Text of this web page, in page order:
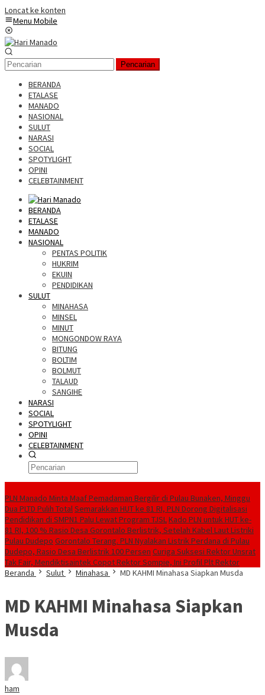
Loncat ke konten
Menu Mobile
Pencarian
BERANDA
ETALASE
MANADO
NASIONAL
SULUT
NARASI
SOCIAL
SPOTYLIGHT
OPINI
CELEBTAINMENT
BERANDA
ETALASE
MANADO
NASIONAL
PENTAS POLITIK
HUKRIM
EKUIN
PENDIDIKAN
SULUT
MINAHASA
MINSEL
MINUT
MONGONDOW RAYA
BITUNG
BOLTIM
BOLMUT
TALAUD
SANGIHE
NARASI
SOCIAL
SPOTYLIGHT
OPINI
CELEBTAINMENT
PLN Manado Minta Maaf Pemadaman Bergilir di Pulau Bunaken, Minggu
Dua PLTD Pulih TotalSemarakkan HUT ke 81 RI, PLN Dorong Digitalisasi
Pendidikan di SMPN1 Palu Lewat Program TJSLKado PLN untuk HUT ke-
81 RI, 100 % Rasio Desa Gorontalo Berlistrik, Setelah Kabel Laut Listriki
Pulau Dudepo Gorontalo Terang. PLN Nyalakan Listrik Perdana di Pulau
Dudepo, Rasio Desa Berlistrik 100 Persen Curiga Suksesi Rektor Unsrat
Tak Fair, Mendiktisaintek Copot Rektor Sompie, Ini Profil Plt Rektor
Beranda
Sulut Minahasa MD KAHMI Minahasa Siapkan Musda
MD KAHMI Minahasa Siapkan
Musda
ham